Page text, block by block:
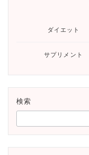
ダイエット
サプリメント
検索